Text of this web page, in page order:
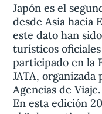
Japón es el
desde Asia hacia
este dato han
turísticos
participado en la
JATA, organizada
Agencias de Viaje.
En esta edición